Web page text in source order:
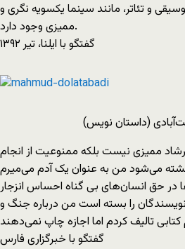
و تئاتر، مانند سینما یکسویه نگری و
ممیزی وجود دارد.
گفتگو با ایلنا، تیر ۱۳۹۲
(داستان نویس)
ممیزی نیست بلکه ممنوعیت از انجام
می‌شود من به عنوان یک آدم می‌میرم
در حق انسان‌های بی گناه احساس انزجار
را بسته است من درباره جنگ و
گفتگو با خبرگزاری فارس